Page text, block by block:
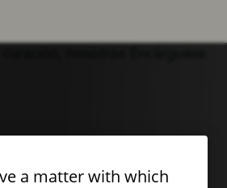
a matter with which